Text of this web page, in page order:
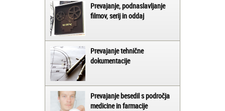
Prevajanje, podnaslavljanje
filmov, serij in oddaj
Prevajanje tehnične
dokumentacije
Prevajanje besedil s področja
medicine in farmacije